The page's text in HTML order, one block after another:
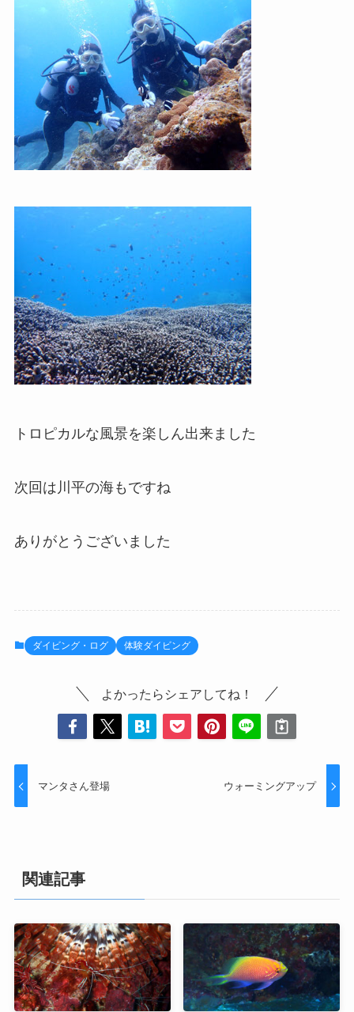
トロピカルな風景を楽しん出来ました
次回は川平の海もですね
ありがとうございました
ダイビング・ログ 体験ダイビング
よかったらシェアしてね！
マンタさん登場 ウォーミングアップ
関連記事